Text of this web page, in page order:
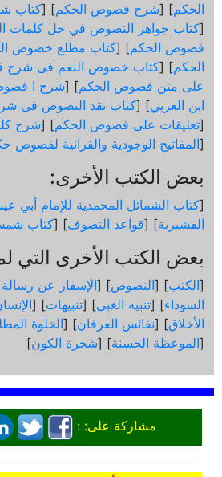
الحكم] [شرح فصوص الحكم] [كتاب
[كتاب جواهر النصوص في حل كلمات
فصوص الحكم] [كتاب مطلع خصوص
الحكم] [كتاب خصوص النعم فى شرح
على متن فصوص الحكم] [شرح ا فصوص
ابن العربي] [كتاب نقد النصوص فى
[تعليقات على فصوص الحكم] [شرح
[المفاتيح الوجودية والقرآنیة لفصوص
بعض الكتب الأخرى:
[كتاب الشمائل المحمدية للإمام أبي
القشيرية] [قواعد التصوف] [كتاب
بعض الكتب الأخرى التي
[الكتب] [النصوص] [الإسفار عن رسالة
السوداء] [تنبيه الغبي] [تنبيهات] [
الأخلاق] [نفائس العرفان] [الخلوة
[الموعظة الحسنة] [شجرة الكون]
مشاركة على: :